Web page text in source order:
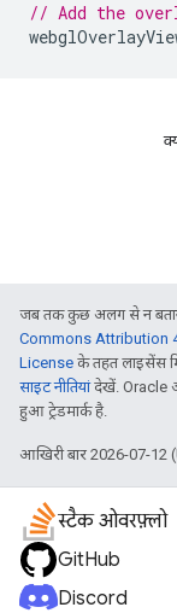
// Add the
जब तक कुछ अलग से न
Commons Attribution
License के तहत लाइसेंस
साइट नीतियांदेखें. Oracle
हुआ ट्रेडमार्क है.
आखिरी बार 2026-07-12
स्टैक ओवरफ़्लो
GitHub
Discord